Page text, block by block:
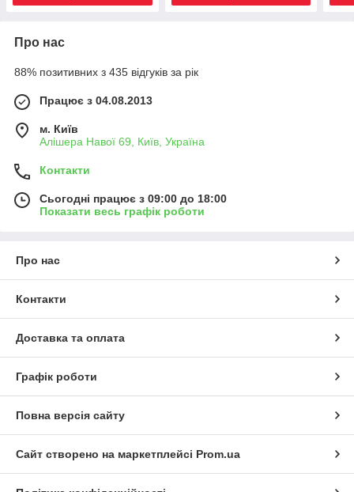
Про нас
88% позитивних з 435 відгуків за рік
Працює з 04.08.2013
м. Київ
Алішера Навої 69, Київ, Україна
Контакти
Сьогодні працює з 09:00 до 18:00
Показати весь графік роботи
Про нас
Контакти
Доставка та оплата
Графік роботи
Повна версія сайту
Сайт створено на маркетплейсі Prom.ua